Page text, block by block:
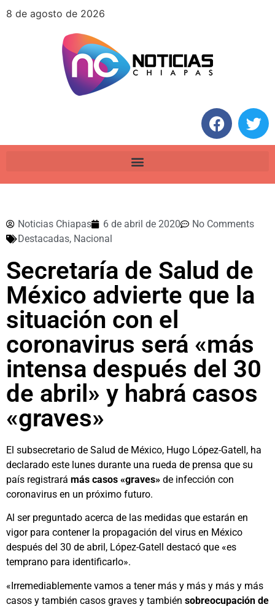
8 de agosto de 2026
Noticias Chiapas 6 de abril de 2020
No Comments
Destacadas, Nacional
Secretaría de Salud de
México advierte que la
situación con el
coronavirus será «más
intensa después del 30
de abril» y habrá casos
«graves»
El subsecretario de Salud de México, Hugo López-Gatell, ha
declarado este lunes durante una rueda de prensa que su
país registrará más casos «graves» de infección con
coronavirus en un próximo futuro.
Al ser preguntado acerca de las medidas que estarán en
vigor para contener la propagación del virus en México
después del 30 de abril, López-Gatell destacó que «es
temprano para identificarlo».
«Irremediablemente vamos a tener más y más y más y más
casos y también casos graves y también sobreocupación de